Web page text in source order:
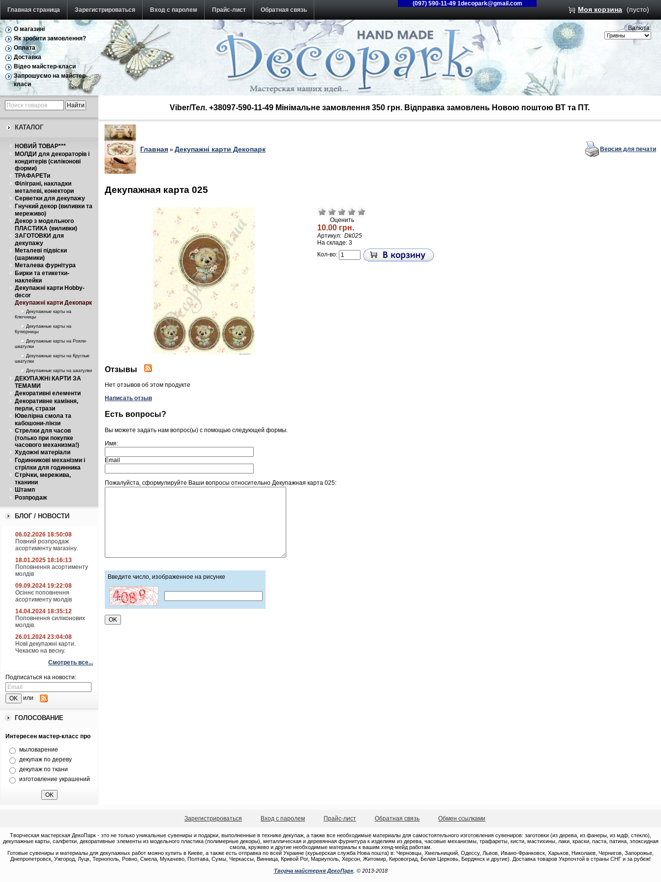
Главная страница Зарегистрироваться Вход с паролем Прайс-лист Обратная связь
(097) 590-11-49 1decopark@gmail.com
Моя корзина (пусто)
О магазині
Як зробити замовлення?
Оплата
Доставка
Відео майстер-класи
Запрошуємо на майстер-
класи
Валюта:
КАТАЛОГ
НОВИЙ ТОВАР***
МОЛДИ для декораторів і
кондитерів (силіконові
форми)
ТРАФАРЕТи
Філіграні, накладки
металеві, конектори
Серветки для декупажу
Гнучкий декор (виливки та
мереживо)
Декор з модельного
ПЛАСТИКА (виливки)
ЗАГОТОВКИ для
декупажу
Металеві підвіски
(шармики)
Металева фурнітура
Бирки та етикетки-
наклейки
Декупажні карти Hobby-
decor
Декупажні карти Декопарк
Декупажные карты на
Ключницы
Декупажные карты на
Купюрницы
Декупажные карты на Рояли-
шкатулки
Декупажные карты на Круглые
шкатулки
Декупажные карты на шкатулки
ДЕКУПАЖНі КАРТИ ЗА
ТЕМАМИ
Декоративні елементи
Декоративне каміння,
перли, стрази
Ювелірна смола та
кабошони-лінзи
Стрелки для часов
(только при покупке
часового механизма!)
Художні матеріали
Годинникові механізми і
стрілки для годинника
Стрічки, мережива,
тканини
Штамп
Розпродаж
БЛОГ / НОВОСТИ
06.02.2026 18:50:08
Повний розпродаж
асортименту магазіну.
18.01.2025 18:16:13
Поповнення асортименту
молдів
09.09.2024 19:22:08
Осіннє поповнення
асортименту молдів
14.04.2024 18:35:12
Поповнення силіконових
молдів.
26.01.2024 23:04:08
НовІ декупажні карти.
Чекаємо на весну.
Смотреть все...
Подписаться на новости:
или
ГОЛОСОВАНИЕ
Интересен мастер-класс про
мыловарение
декупаж по дереву
декупаж по ткани
изготовление украшений
Viber/Тел. +38097-590-11-49 Мінімальне замовлення 350 грн. Відправка замовлень Новою поштою ВТ та ПТ.
Главная » Декупажні карти Декопарк Версия для печати
Декупажная карта 025
Оценить
10.00 грн.
Артикул: Dk025
На складе: 3
Кол-во:
Отзывы
Нет отзывов об этом продукте
Написать отзыв
Есть вопросы?
Вы можете задать нам вопрос(ы) с помощью следующей формы.
Имя:
Email
Пожалуйста, сформулируйте Ваши вопросы относительно Декупажная карта 025:
Введите число, изображенное на рисунке
Зарегистрироваться Вход с паролем Прайс-лист Обратная связь Обмен ссылками
Творческая мастерская ДекоПарк - это не только уникальные сувениры и подарки, выполненные в технике декупаж, а также все необходимые материалы для самостоятельного изготовления сувениров: заготовки (из дерева, из фанеры, из мдф, стекло),
декупажные карты, салфетки, декоративные элементы из модельного пластика (полимерные декоры), металлическая и деревянная фурнитура к изделиям из дерева, часовые механизмы, трафареты, кисти, мастихины, лаки, краски, паста, патина, эпоксидная
смола, кружево и другие необходимые материалы к вашим хенд-мейд работам.
Готовые сувениры и материалы для декупажных работ можно купить в Киеве, а также есть отправка по всей Украине (курьерская служба Нова пошта) в: Черновцы, Хмельницкий, Одессу, Львов, Ивано-Франковск, Харьков, Николаев, Чернигов, Запорожье,
Днепропетровск, Ужгород, Луцк, Тернополь, Ровно, Смела, Мукачево, Полтава, Сумы, Черкассы, Винница, Кривой Рог, Мариуполь, Херсон, Житомир, Кировоград, Белая Церковь, Бердянск и другие). Доставка товаров Укрпочтой в страны СНГ и за рубеж!
Творча майстерня ДекоПарк. © 2013-2018